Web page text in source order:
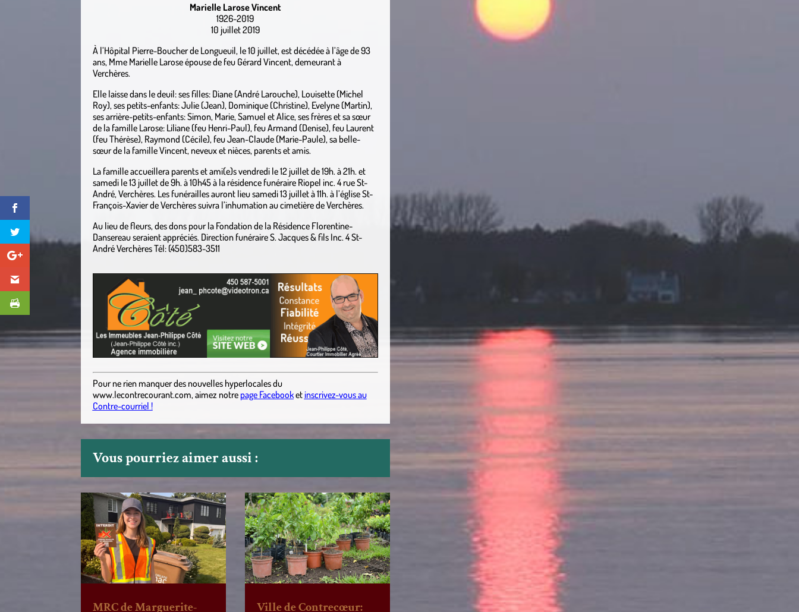
Marielle Larose Vincent
1926-2019
10 juillet 2019
À l’Hôpital Pierre-Boucher de Longueuil, le 10 juillet, est décédée à l’âge de 93
ans, Mme Marielle Larose épouse de feu Gérard Vincent, demeurant à
Verchères.
Elle laisse dans le deuil: ses filles: Diane (André Larouche), Louisette (Michel
Roy), ses petits-enfants: Julie (Jean), Dominique (Christine), Evelyne (Martin),
ses arrière-petits-enfants: Simon, Marie, Samuel et Alice, ses frères et sa sœur
de la famille Larose: Liliane (feu Henri-Paul), feu Armand (Denise), feu Laurent
(feu Thérèse), Raymond (Cécile), feu Jean-Claude (Marie-Paule), sa belle-
sœur de la famille Vincent, neveux et nièces, parents et amis.
La famille accueillera parents et ami(e)s vendredi le 12 juillet de 19h. à 21h. et
samedi le 13 juillet de 9h. à 10h45 à la résidence funéraire Riopel inc. 4 rue St-
André, Verchères. Les funérailles auront lieu samedi 13 juillet à 11h. à l’église St-
François-Xavier de Verchères suivra l’inhumation au cimetière de Verchères.
Au lieu de fleurs, des dons pour la Fondation de la Résidence Florentine-
Dansereau seraient appréciés. Direction funéraire S. Jacques & fils Inc. 4 St-
André Verchères Tél: (450)583-3511
Pour ne rien manquer des nouvelles hyperlocalesdu
www.lecontrecourant.com,aimez notre page Facebooketinscrivez-vous au
Contre-courriel !
Vous pourriez aimer aussi :
MRC de Marguerite- Ville de Contrecœur: